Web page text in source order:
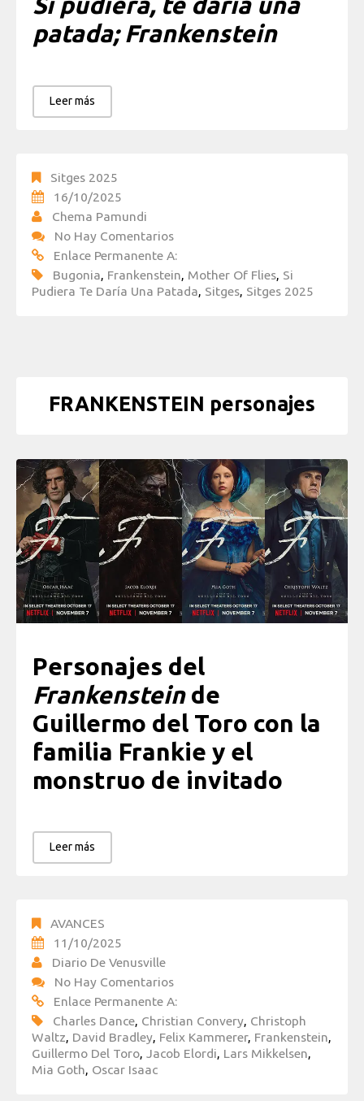
patada; Frankenstein
Leer más
Sitges 2025
16/10/2025
Chema Pamundi
No Hay Comentarios
Enlace Permanente A:
Bugonia, Frankenstein, Mother Of Flies, Si
Pudiera Te Daría Una Patada, Sitges, Sitges 2025
FRANKENSTEIN personajes
Personajes del
Frankensteinde
Guillermo del Toro con la
familia Frankie y el
monstruo de invitado
Leer más
AVANCES
11/10/2025
Diario De Venusville
No Hay Comentarios
Enlace Permanente A:
Charles Dance, Christian Convery, Christoph
Waltz, David Bradley, Felix Kammerer, Frankenstein,
Guillermo Del Toro, Jacob Elordi, Lars Mikkelsen,
Mia Goth, Oscar Isaac